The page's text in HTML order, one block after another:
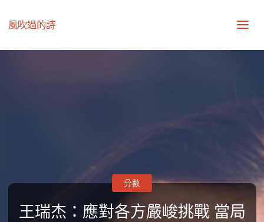
風吹過的詩
王瑞杰：應對各方嚴峻挑戰 當局
分數